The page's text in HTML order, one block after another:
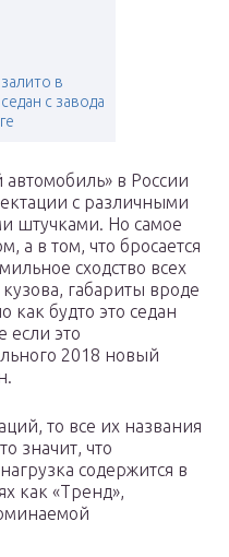
в
с завода
в России
с различными
штучками. Но самое
а в том, что бросается
сходство всех
габариты вроде
как будто это седан
если это
2018 новый
то все их названия
значит, что
содержится в
как «Тренд»,